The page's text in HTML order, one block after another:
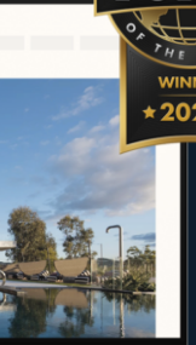
um
bei